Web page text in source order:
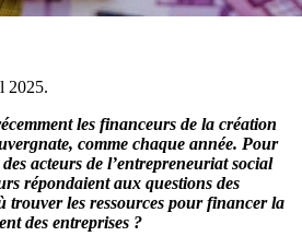
2025.
les financeurs de la création
comme chaque année. Pour
acteurs de l’entrepreneuriat social
répondaient aux questions des
trouver les ressources pour financer la
des entreprises ?